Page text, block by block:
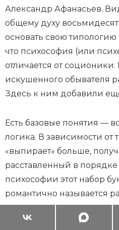
Александр Афанасьев.
общему духу
основать свою
что психософия (или
отличается от
искушенного обывателя
Здесь к ним добавили
Есть базовые понятия —
логика. В зависимости от
«выпирает» больше,
расставленный в
психософии этот набор
романтично называется
представителями, но
Эпикур (ФЛЭВ), Борджиа